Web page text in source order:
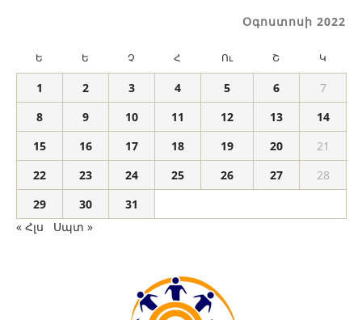
Օգոստոսի 2022
Ե Ե Չ Հ Ու Շ Կ
1 2 3 4 5 6
7
8
9 10 11 12 13
14
15
16 17 18 19 20
21
22
23 24 25 26 27
28
29
30
31
« Հլս
Սպտ »